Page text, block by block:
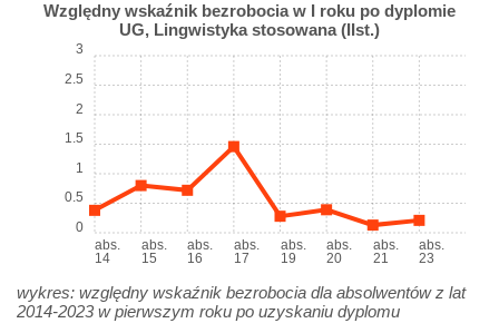
Względny wskaźnik bezrobocia w I roku po dyplomie
UG, Lingwistyka stosowana (IIst.)
abs.
14
abs.
15
abs.
16
abs.
17
abs.
19
abs.
20
abs.
21
abs.
23
0
0.5
1
1.5
2
2.5
3
wykres: względny wskaźnik bezrobocia dla absolwentów z lat
2014-2023 w pierwszym roku po uzyskaniu dyplomu